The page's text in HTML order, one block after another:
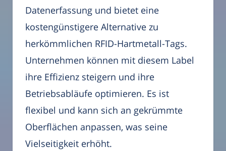
Datenerfassung und bietet eine
kostengünstigere Alternative zu
herkömmlichen RFID-Hartmetall-Tags.
Unternehmen können mit diesem Label
ihre Effizienz steigern und ihre
Betriebsabläufe optimieren. Es ist
flexibel und kann sich an gekrümmte
Oberflächen anpassen, was seine
Vielseitigkeit erhöht.